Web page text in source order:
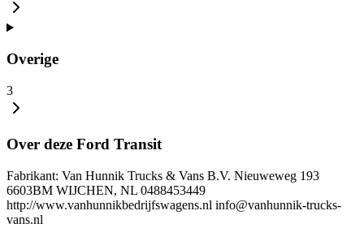
Overige
3
Over deze Ford Transit
Fabrikant: Van Hunnik Trucks & Vans B.V. Nieuweweg 193
6603BM WIJCHEN, NL 0488453449
http://www.vanhunnikbedrijfswagens.nl info@vanhunnik-trucks-
vans.nl